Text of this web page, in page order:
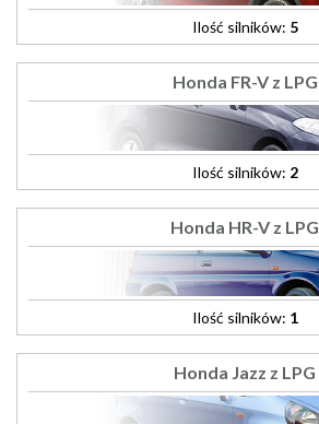
Ilość silników: 5
Honda FR-V z LPG
Ilość silników: 2
Honda HR-V z LPG
Ilość silników: 1
Honda Jazz z LPG